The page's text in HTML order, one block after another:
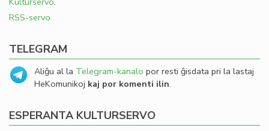
RSS-servo
TELEGRAM
Aliĝu al la Telegram-kanalo por resti ĝisdata pri la lastaj
HeKomunikoj kaj por komenti ilin.
ESPERANTA KULTURSERVO